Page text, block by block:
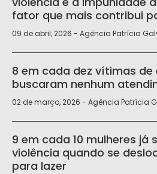
fator que mais contribui
09 de abril, 2026 - Agência Patrícia
8 em cada dez vítimas
buscaram nenhum
02 de março, 2026 - Agência Patrícia
9 em cada 10 mulheres já
violência quando se
para lazer